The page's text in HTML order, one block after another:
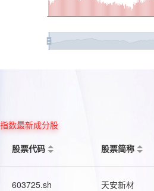
指数最新成分股
股票代码
股票简称
603725.sh 天安新材